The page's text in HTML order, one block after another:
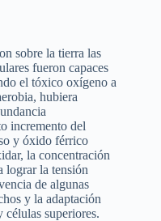
sobre la tierra las
fueron capaces
el tóxico oxígeno a
hubiera
incremento del
y óxido férrico
la concentración
lograr la tensión
de algunas
y la adaptación
células superiores.